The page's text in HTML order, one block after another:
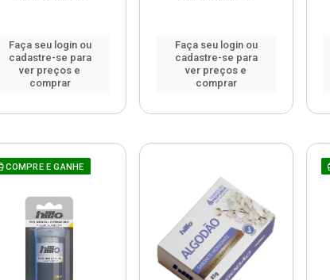
Faça seu login ou
cadastre-se para
ver preços e
comprar
Faça seu login ou
cadastre-se para
ver preços e
comprar
COMPRE E GANHE